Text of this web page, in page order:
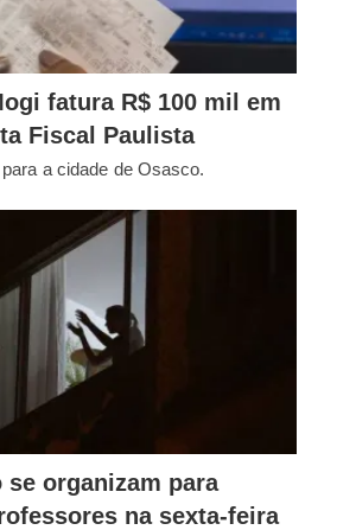
fatura R$ 100 mil em
Fiscal Paulista
a cidade de Osasco.
se organizam para
na sexta-feira